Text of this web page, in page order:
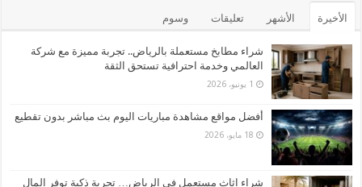
الأخيرة الأشهر تعليقات وسوم
شراء مطابخ مستعملة بالرياض.. تجربة مميزة مع شركة
العالمي وخدمة احترافية تستحق الثقة
1 يونيو، 2026
أفضل مواقع مشاهدة مباريات اليوم بث مباشر بدون تقطيع
18 مايو، 2026
شراء اثاث مستعمل في الرياض… تجربة ذكية توفر المال